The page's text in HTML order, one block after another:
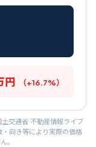
円 （+16.7%）
交通省 不動産情報ライブ
向き等により実際の価格
。